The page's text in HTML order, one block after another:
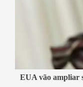
3 min read
EUA vão ampliar